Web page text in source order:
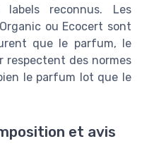
reconnus. Les
ou Ecocert sont
que le parfum, le
respectent des normes
le parfum lot que le
et avis